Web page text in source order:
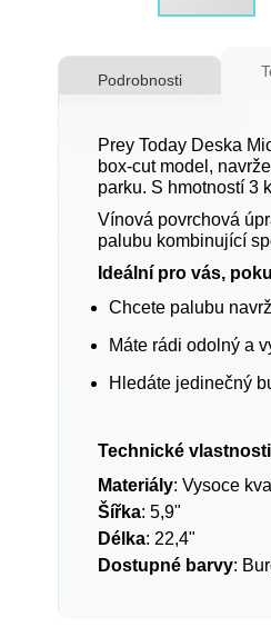
na
začátek
obrázky
Podrobnosti
Prey Today Deska
box-cut model,
parku. S hmotností 3
Vínová povrchová
palubu kombinující
Ideální pro vás,
Chcete palubu
Máte rádi odolný a
Hledáte jedinečný
Technické
Materiály: Vysoce
Šířka: 5,9"
Délka: 22,4"
Dostupné barvy: